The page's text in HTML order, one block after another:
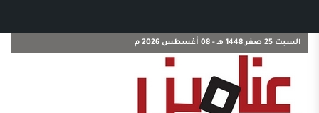
السبت 25 صفر 1448 هـ - 08 أغسطس 2026 م